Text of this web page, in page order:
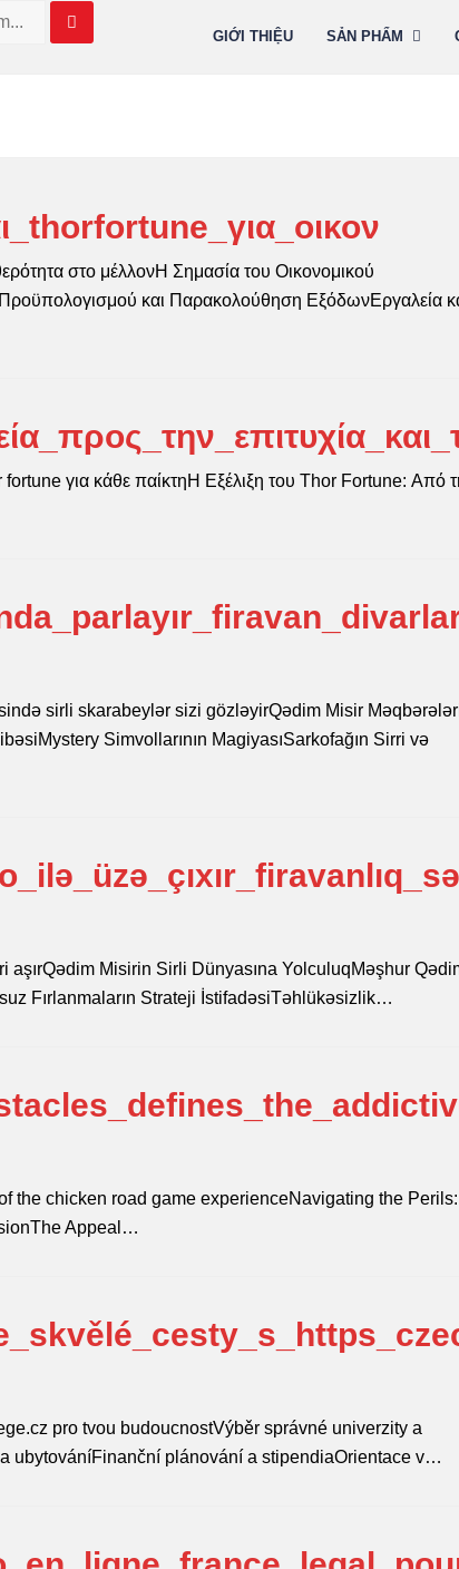
GIỚI THIỆU SẢN PHẨM
στο μέλλονΗ Σημασία του Οικονομικού
Προϋπολογισμού και Παρακολούθηση ΕξόδωνΕργαλεία
fortune για κάθε παίκτηΗ Εξέλιξη του Thor Fortune: Από
sirli skarabeylər sizi gözləyirQədim Misir
Simvollarının MagiyasıSarkofağın Sirri və
aşırQədim Misirin Sirli Dünyasına YolculuqMəşhur
Fırlanmaların Strateji İstifadəsiTəhlükəsizlik…
the chicken road game experienceNavigating the Perils:
Appeal…
pro tvou budoucnostVýběr správné univerzity a
ubytováníFinanční plánování a stipendiaOrientace v…